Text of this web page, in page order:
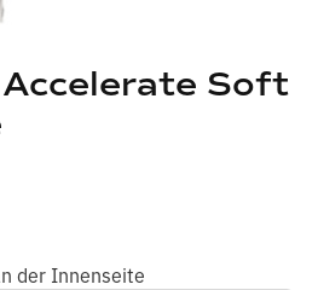
Soft
der Innenseite